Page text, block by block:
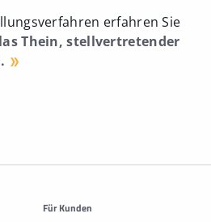
erfahren Sie
Thein, stellvertretender
Für Kunden